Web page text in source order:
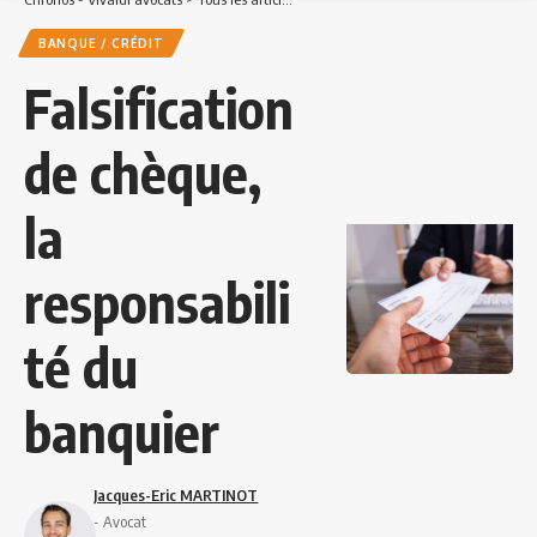
BANQUE / CRÉDIT
Falsification
de chèque,
la
responsabili
té du
banquier
Jacques-Eric MARTINOT
- Avocat